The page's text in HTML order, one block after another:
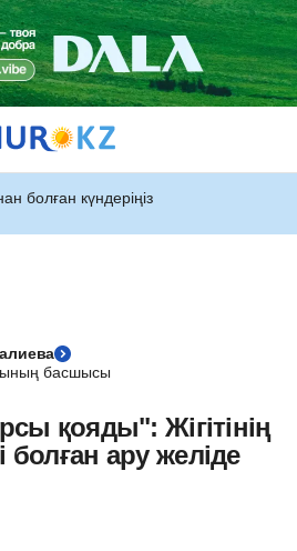
болған күндеріңіз
басшысы
қояды": Жігітінің
болған ару желіде